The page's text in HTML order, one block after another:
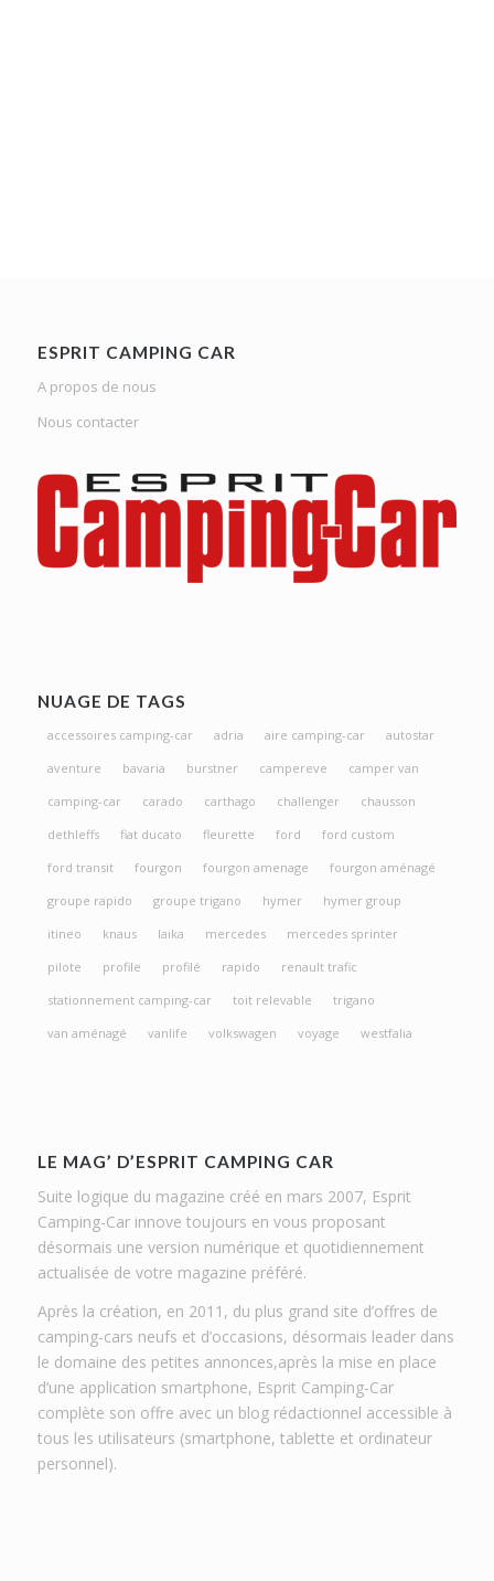
ESPRIT CAMPING CAR
A propos de nous
Nous contacter
NUAGE DE TAGS
accessoires camping-car adria aire camping-car
autostar
aventure
bavaria burstner campereve
camper van
camping-car
carado carthago challenger
chausson
dethleffs
fiat ducato fleurette ford
ford custom
ford transit
fourgon fourgon amenage
fourgon aménagé
groupe rapido
groupe trigano hymer
hymer group
itineo
knaus laika mercedes
mercedes sprinter
pilote
profile profilé rapido
renault trafic
stationnement camping-car
toit relevable
trigano
van aménagé
vanlife volkswagen voyage westfalia
LE MAG’ D’ESPRIT CAMPING CAR
Suite logique du magazine créé en mars 2007, Esprit
Camping-Car innove toujours en vous proposant
désormais une version numérique et quotidiennement
actualisée de votre magazine préféré.
Après la création, en 2011, du plus grand site d’offres de
camping-cars neufs et d’occasions, désormais leader dans
le domaine des petites annonces,après la mise en place
d’une application smartphone, Esprit Camping-Car
complète son offre avec un blog rédactionnel accessible à
tous les utilisateurs (smartphone, tablette et ordinateur
personnel).